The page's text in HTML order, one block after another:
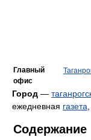
Главный
офис
Город —
ежедневная газета
Содержание